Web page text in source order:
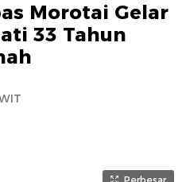
Morotai Gelar
33 Tahun